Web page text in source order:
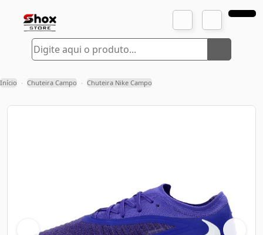
Início › Chuteira Campo › Chuteira Nike Campo